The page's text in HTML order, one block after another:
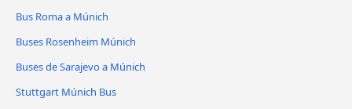
Bus Roma a Múnich
Buses Rosenheim Múnich
Buses de Sarajevo a Múnich
Stuttgart Múnich Bus